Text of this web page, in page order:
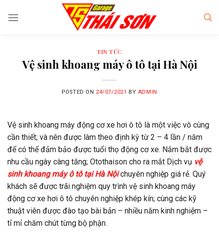
TIN TỨC
Vệ sinh khoang máy ô tô tại Hà Nội
POSTED ON 24/07/2021 BY ADMIN
Vệ sinh khoang máy động cơ xe hơi ô tô là một việc vô cùng
cần thiết; và nên được làm theo định kỳ từ 2 – 4 lần / năm
để có thể đảm bảo được tuổi thọ động cơ xe. Nắm bắt được
nhu cầu ngày càng tăng; Otothaison cho ra mắt Dịch vụ vệ
sinh khoang máy ô tô tại Hà Nộichuyên nghiệp giá rẻ. Quý
khách sẽ được trãi nghiệm quy trình vệ sinh khoang máy
động cơ xe hơi ô tô chuyên nghiệp khép kín; cùng các kỹ
thuật viên được đào tạo bài bản – nhiều năm kinh nghiệm –
tỉ mỉ chăm chút từng bộ phận.